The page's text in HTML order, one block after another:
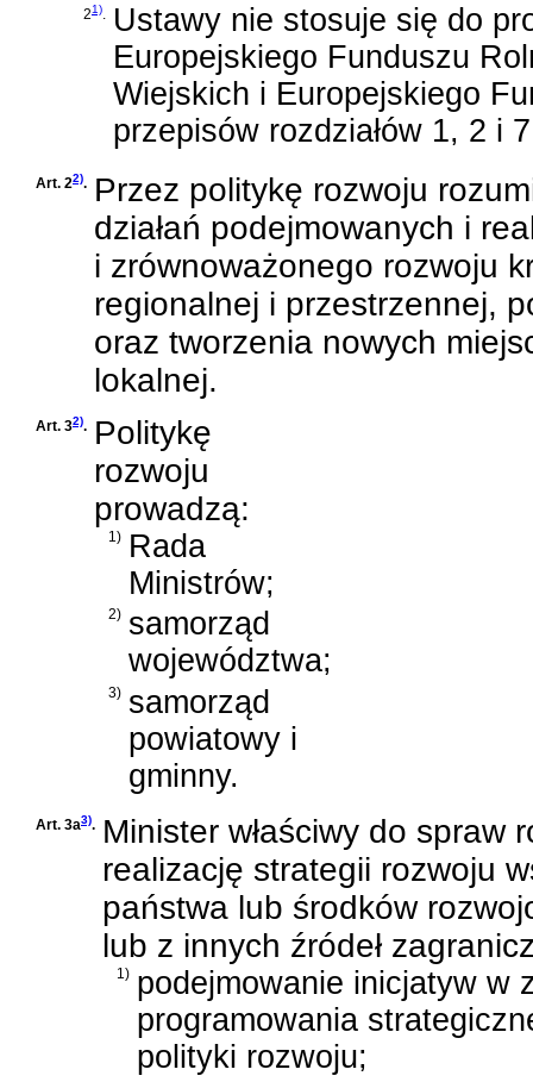
21)
Ustawy nie stosuje się do
Europejskiego Funduszu
Wiejskich i Europejskiego
przepisów rozdziałów 1, 2 i
Art. 22). Przez politykę rozwoju
działań podejmowanych i
i zrównoważonego rozwoju
regionalnej i przestrzennej,
oraz tworzenia nowych
lokalnej.
Art. 32). Politykę
rozwoju
prowadzą:
1) Rada
Ministrów;
2) samorząd
województwa;
3) samorząd
powiatowy i
gminny.
Art. 3a3). Minister właściwy do spraw
realizację strategii rozwoju
państwa lub środków
lub z innych źródeł
1) podejmowanie inicjatyw w
programowania
polityki rozwoju;